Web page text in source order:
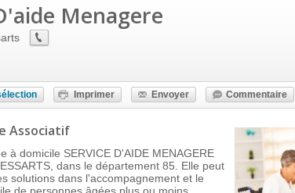
Menagere
Imprimer Envoyer Commentaire
Associatif
à domicile SERVICE D'AIDE MENAGERE
dans le département 85. Elle peut
solutions dans l'accompagnement et le